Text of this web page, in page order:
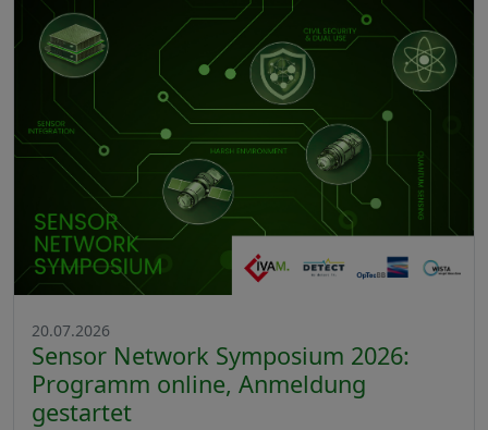
20.07.2026
Sensor Network Symposium 2026:
Programm online, Anmeldung
gestartet